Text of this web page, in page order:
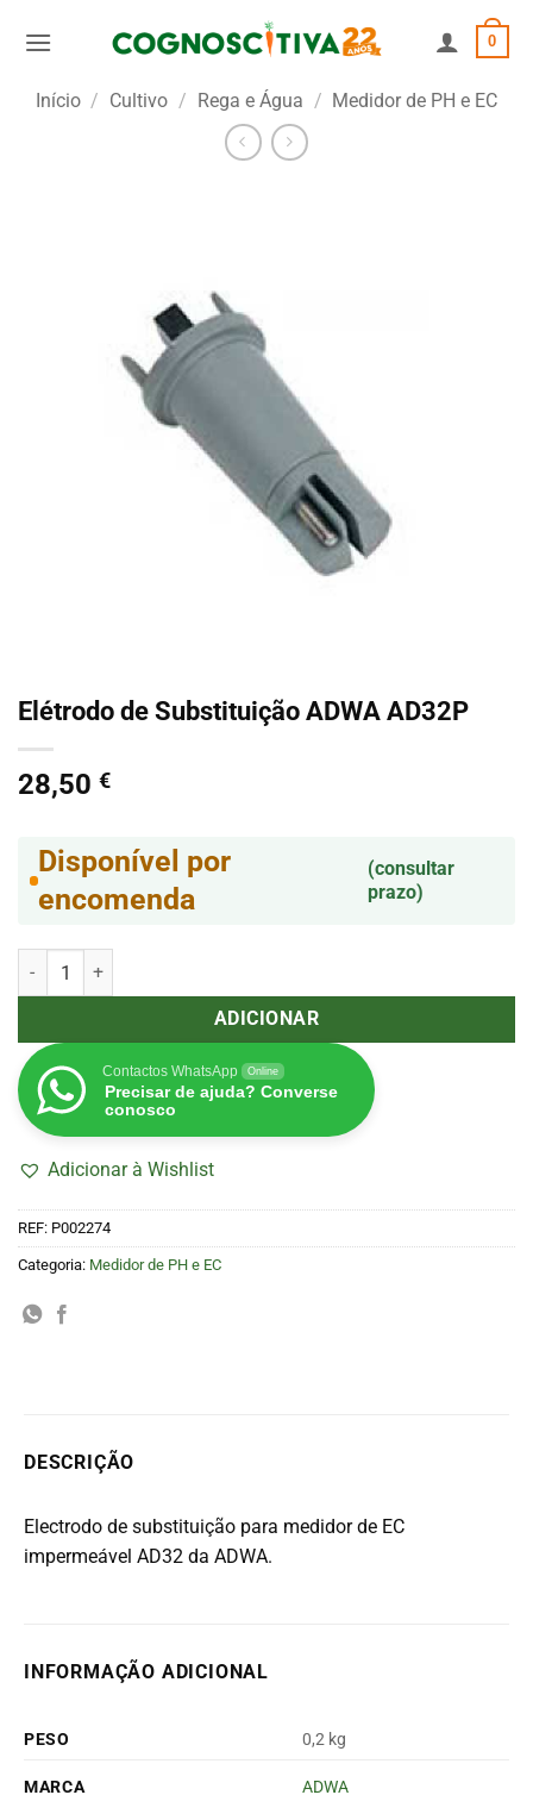
0
Início / Cultivo / Rega e Água / Medidor de PH e EC
Elétrodo de Substituição ADWA AD32P
28,50 €
Disponível por
encomenda
(consultar
prazo)
Quantidade de Elétrodo de Substituição ADWA AD32P
ADICIONAR
Contactos WhatsApp Online
Precisar de ajuda? Converse
conosco
Adicionar à Wishlist
REF: P002274
Categoria: Medidor de PH e EC
DESCRIÇÃO
Electrodo de substituição para medidor de EC
impermeável AD32 da ADWA.
INFORMAÇÃO ADICIONAL
PESO 0,2 kg
MARCA ADWA